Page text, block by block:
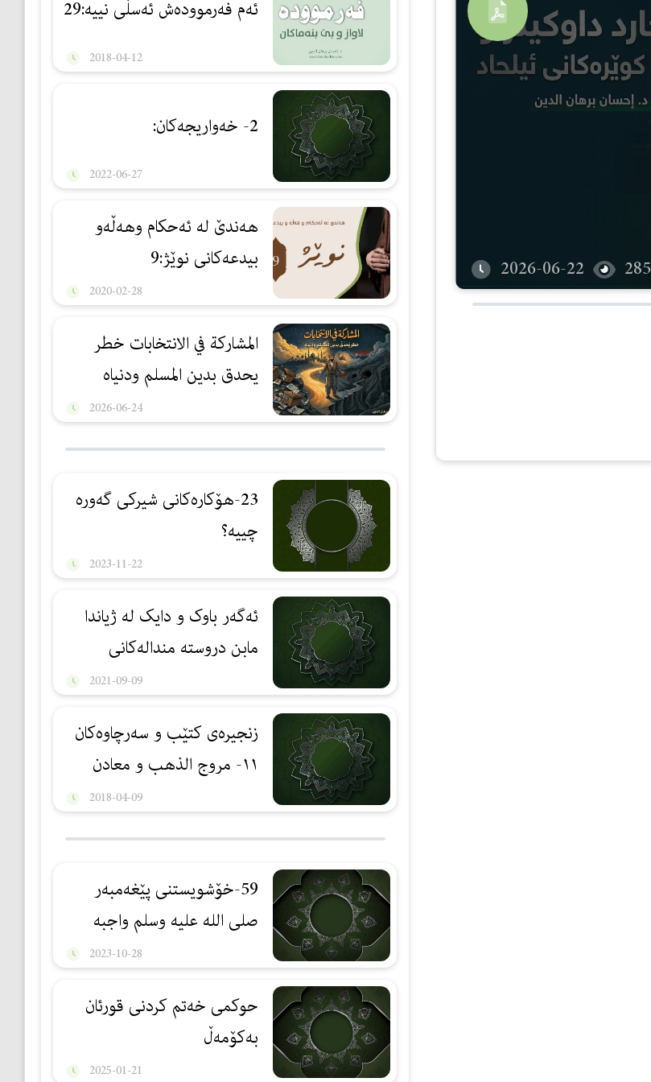
شەرحی هۆنراوەی (الجزرية)
قیرائات
وانەکانی تەجوید
2026-06-22
ئه‌م فه‌رمووده‌ش ئه‌سڵى نييه‌:29
2018-04-12
2- خەواریجەكان:
2022-06-27
هەندێ لە ئەحکام وهەڵەو
بیدعەکانی نوێژ:9
2020-02-28
المشاركة في الانتخابات خطر
يحدق بدين المسلم ودنياه
2026-06-24
23-هۆكارەكانی شیركی گەورە
چییە؟
2023-11-22
ئەگەر باوک و دایک لە ژیاندا
مابن دروستە مندالەکانی
2021-09-09
زنجیرەی کتێب و سەرچاوەکان
١١- مروج الذهب و معادن
2018-04-09
59-خۆشویستنی پێغەمبەر
صلی اللە علیە وسلم واجبە
2023-10-28
حوكمی خەتم كردنی قورئان
بەكۆمەڵ
2025-01-21